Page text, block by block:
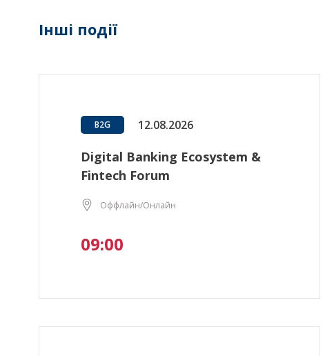
Інші події
B2G 12.08.2026
Digital Banking Ecosystem &
Fintech Forum
Оффлайн/Онлайн
09:00